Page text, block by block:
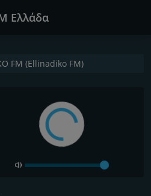
Ελλάδα
FM (Ellinadiko FM)